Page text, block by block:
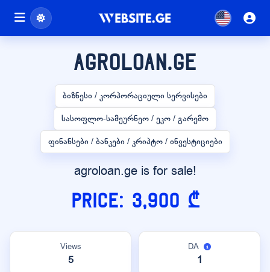
agroloan.ge
ბიზნესი / კორპორაციული სერვისები
სასოფლო-სამეურნეო / ეკო / გარემო
ფინანსები / ბანკები / კრიპტო / ინვესტიციები
agroloan.ge is for sale!
Price: 3,900 ₾
Views
5
DA
1